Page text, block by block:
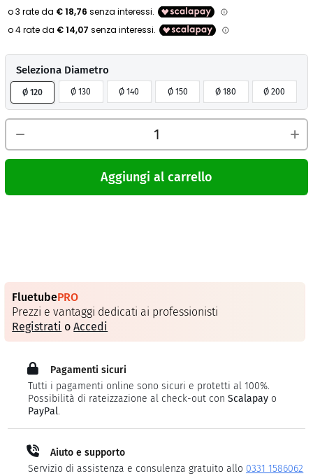
Seleziona Diametro
Ø 120 Ø 130 Ø 140 Ø 150 Ø 180 Ø 200
Aggiungi al carrello
FluetubePRO
Prezzi e vantaggi dedicati ai professionisti
Registrati oAccedi
Pagamenti sicuri
Tutti i pagamenti online sono sicuri e protetti al 100%.
Possibilità di rateizzazione al check-out conScalapay o
PayPal.
Aiuto e supporto
Servizio di assistenza e consulenza gratuito allo 0331 1586062